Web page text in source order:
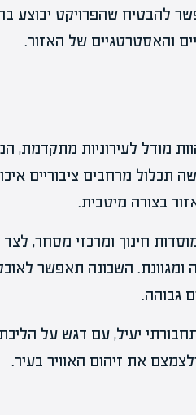
להבטיח שהפרויקט יבוצע
והאסטרטגיים של האזור.
מודל לעירוניות מתקדמת,
תכלול מרחבים ציבוריים
בצורה מיטבית.
חינוך ומרכזי מסחר,
השכונה תאפשר
גבוהה.
יעיל, עם דגש על
את זיהום האוויר בעיר.